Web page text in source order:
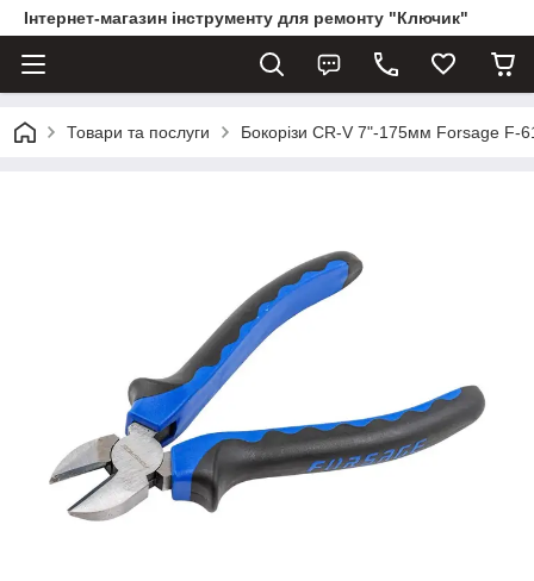
Інтернет-магазин інструменту для ремонту "Ключик"
Товари та послуги Бокорізи CR-V 7"-175мм Forsage F-